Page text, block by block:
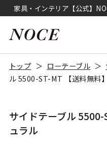
家具・インテリア【公式】
トップ ローテーブル
ル 5500-ST-MT 【送料無料
サイドテーブル
ュラル